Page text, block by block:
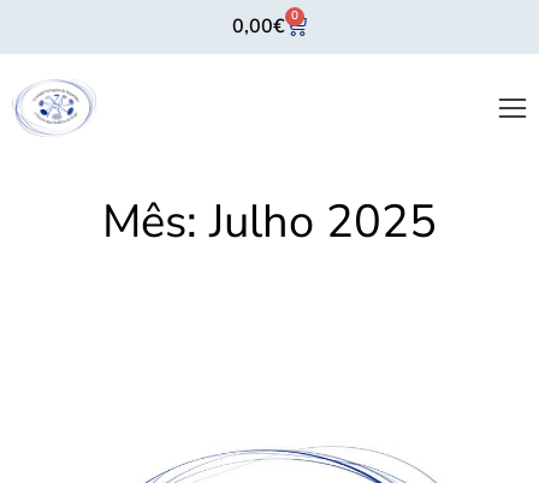
0,00€ 0
Mês:Julho 2025